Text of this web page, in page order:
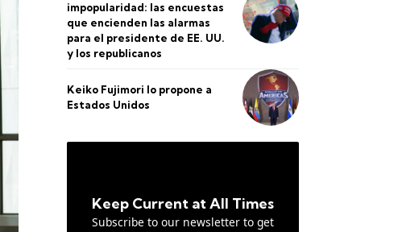
impopularidad: las encuestas
que encienden las alarmas
para el presidente de EE. UU.
y los republicanos
Keiko Fujimori lo propone a
Estados Unidos
Keep Current at All Times
Subscribe to our newsletter to get